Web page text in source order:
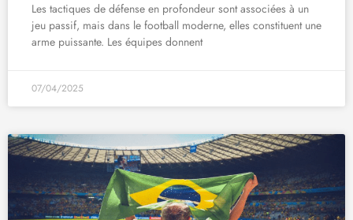
Les tactiques de défense en profondeur sont associées à un
jeu passif, mais dans le football moderne, elles constituent une
arme puissante. Les équipes donnent
07/04/2025